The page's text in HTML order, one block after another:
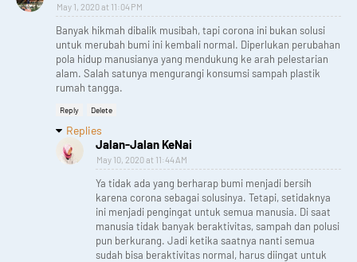
May 1, 2020 at 11:04 PM
Banyak hikmah dibalik musibah, tapi corona ini bukan solusi
untuk merubah bumi ini kembali normal. Diperlukan perubahan
pola hidup manusianya yang mendukung ke arah pelestarian
alam. Salah satunya mengurangi konsumsi sampah plastik
rumah tangga.
Reply Delete
Replies
Jalan-Jalan KeNai
May 10, 2020 at 11:44 AM
Ya tidak ada yang berharap bumi menjadi bersih
karena corona sebagai solusinya. Tetapi, setidaknya
ini menjadi pengingat untuk semua manusia. Di saat
manusia tidak banyak beraktivitas, sampah dan polusi
pun berkurang. Jadi ketika saatnya nanti semua
sudah bisa beraktivitas normal, harus diingat untuk